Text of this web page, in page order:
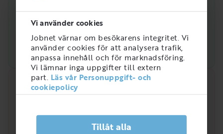
Vi använder cookies
Jobnet värnar om besökarens integritet. Vi
använder cookies för att analysera trafik,
anpassa innehåll och för marknadsföring.
Vi lämnar inga uppgifter till extern
part. Läs vår Personuppgift- och
cookiepolicy
Tillåt alla
Snabbanalys